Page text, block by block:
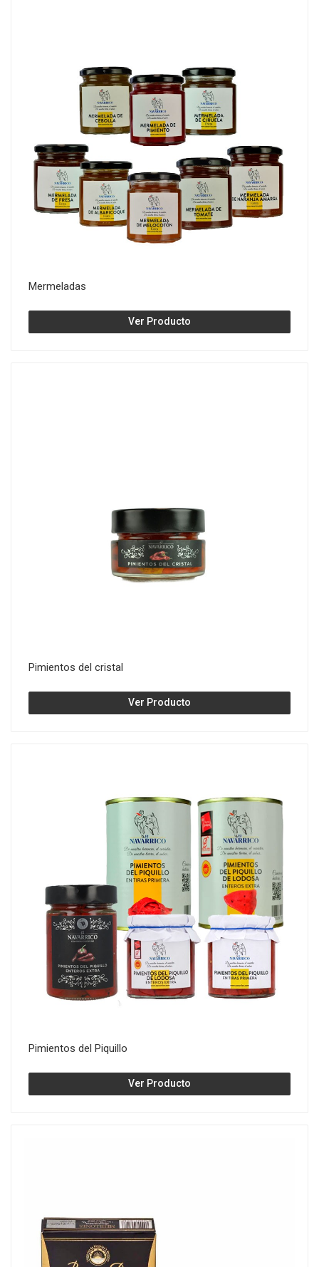
Mermeladas
Ver Producto
Pimientos del cristal
Ver Producto
Pimientos del Piquillo
Ver Producto